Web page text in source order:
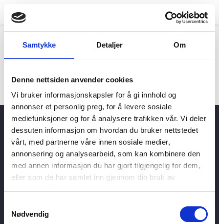
Samtykke Detaljer Om
Denne nettsiden anvender cookies
Vi bruker informasjonskapsler for å gi innhold og
annonser et personlig preg, for å levere sosiale
mediefunksjoner og for å analysere trafikken vår. Vi deler
dessuten informasjon om hvordan du bruker nettstedet
vårt, med partnerne våre innen sosiale medier,
annonsering og analysearbeid, som kan kombinere den
med annen informasjon du har gjort tilgjengelig for dem,
eller som de har samlet inn gjennom din bruk av
Nødvendig
Et selskap med lang historie
On-Trade Market
About Engelstad
Personvernerklæring